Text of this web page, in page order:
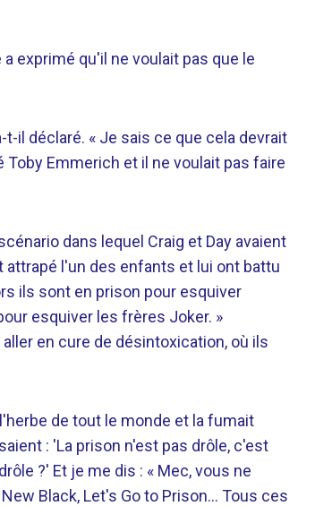
a exprimé qu'il ne voulait pas que le
il déclaré. « Je sais ce que cela devrait
Emmerich et il ne voulait pas faire
dans lequel Craig et Day avaient
l'un des enfants et lui ont battu
ils sont en prison pour esquiver
esquiver les frères Joker. »
en cure de désintoxication, où ils
de tout le monde et la fumait
: 'La prison n'est pas drôle, c'est
?' Et je me dis : « Mec, vous ne
Black, Let's Go to Prison… Tous ces